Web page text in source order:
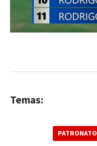
Temas:
PATRONATO